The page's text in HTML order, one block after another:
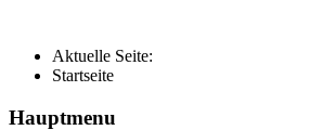
Aktuelle Seite:
Startseite
Hauptmenu